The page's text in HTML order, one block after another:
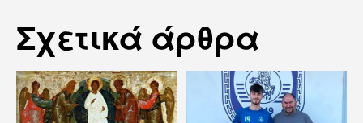
Σχετικά άρθρα